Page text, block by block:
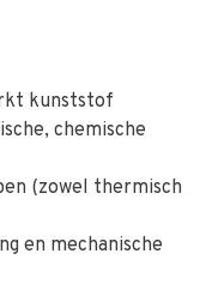
kunststof
chemische
(zowel thermisch
en mechanische